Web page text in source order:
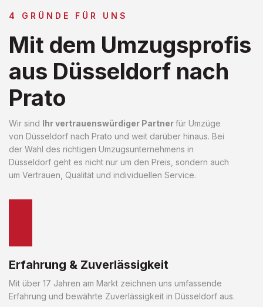
4 GRÜNDE FÜR UNS
Mit dem Umzugsprofis
aus Düsseldorf nach
Prato
Wir sind Ihr vertrauenswürdiger Partnerfür Umzüge
von Düsseldorf nach Prato und weit darüber hinaus. Bei
der Wahl des richtigen Umzugsunternehmens in
Düsseldorf geht es nicht nur um den Preis, sondern auch
um Vertrauen, Qualität und individuellen Service.
Erfahrung & Zuverlässigkeit
Mit über 17 Jahren am Markt zeichnen uns umfassende
Erfahrung und bewährte Zuverlässigkeit in Düsseldorf aus.